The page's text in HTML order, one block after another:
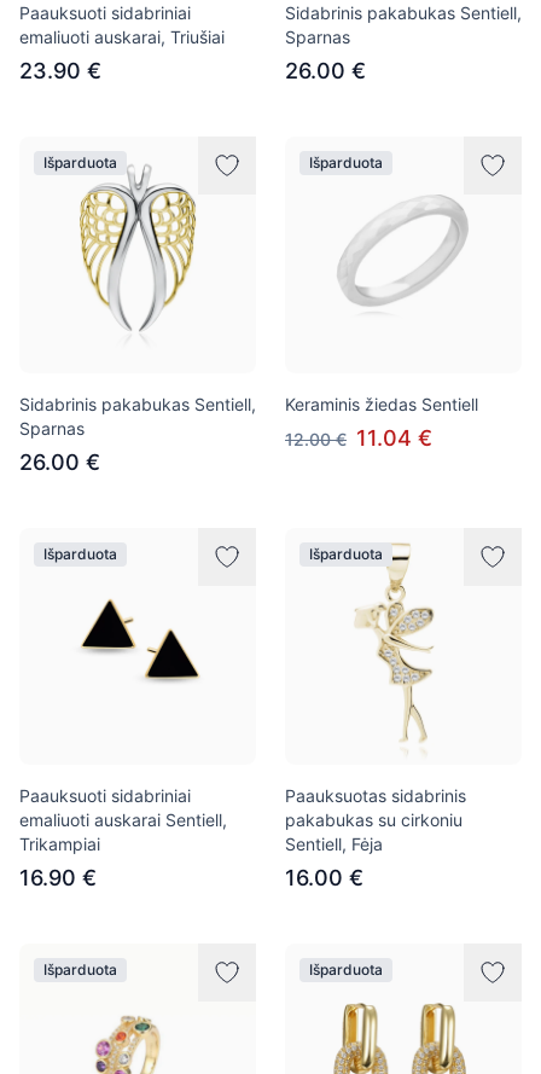
Paauksuoti sidabriniai
emaliuoti auskarai, Triušiai
23.90 €
Sidabrinis pakabukas Sentiell,
Sparnas
26.00 €
Išparduota
Sidabrinis pakabukas Sentiell,
Sparnas
26.00 €
Išparduota
Keraminis žiedas Sentiell
12.00 € 11.04 €
Išparduota
Paauksuoti sidabriniai
emaliuoti auskarai Sentiell,
Trikampiai
16.90 €
Išparduota
Paauksuotas sidabrinis
pakabukas su cirkoniu
Sentiell, Fėja
16.00 €
Išparduota Išparduota